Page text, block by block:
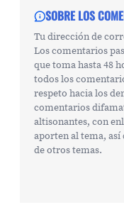
SOBRE LOS
Tu dirección de
Los comentarios
que toma hasta 48
todos los
respeto hacia los
comentarios
altisonantes, con
aporten al tema,
de otros temas.